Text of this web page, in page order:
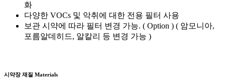
화
다양한 VOCs 및 악취에 대한 전용 필터 사용
보관 시약에 따라 필터 변경 가능. ( Option ) ( 암모니아,
포름알데히드, 알칼리 등 변경 가능 )
시약장 재질 Materials